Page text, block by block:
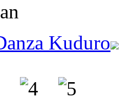
Kuduro